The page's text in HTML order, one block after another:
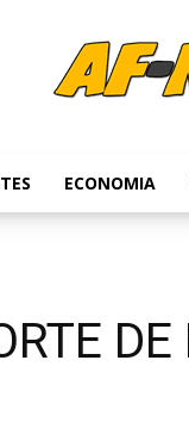
ECONOMIA